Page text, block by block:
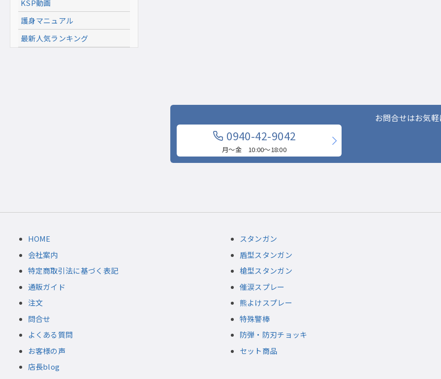
KSP動画
護身マニュアル
最新人気ランキング
お問合せはお気軽
0940-42-9042
月〜金 10:00〜18:00
HOME
会社案内
特定商取引法に基づく表記
通販ガイド
注文
問合せ
よくある質問
お客様の声
店長blog
スタンガン
盾型スタンガン
槍型スタンガン
催涙スプレー
熊よけスプレー
特殊警棒
防弾・防刃チョッキ
セット商品